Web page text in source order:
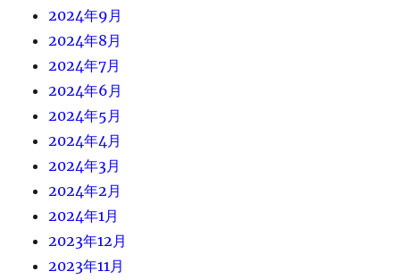
2024年9月
2024年8月
2024年7月
2024年6月
2024年5月
2024年4月
2024年3月
2024年2月
2024年1月
2023年12月
2023年11月